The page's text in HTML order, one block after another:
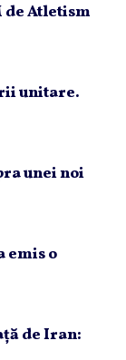
de Atletism
unitare.
unei noi
emis o
de Iran: